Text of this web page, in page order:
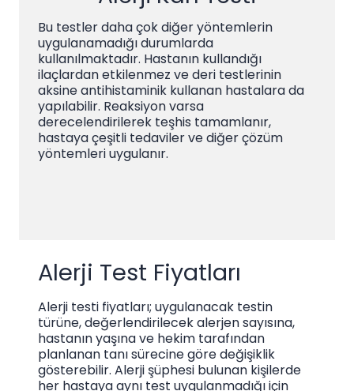
Bu testler daha çok diğer yöntemlerin
uygulanamadığı durumlarda
kullanılmaktadır. Hastanın kullandığı
ilaçlardan etkilenmez ve deri testlerinin
aksine antihistaminik kullanan hastalara da
yapılabilir. Reaksiyon varsa
derecelendirilerek teşhis tamamlanır,
hastaya çeşitli tedaviler ve diğer çözüm
yöntemleri uygulanır.
Alerji Test Fiyatları
Alerji testi fiyatları; uygulanacak testin
türüne, değerlendirilecek alerjen sayısına,
hastanın yaşına ve hekim tarafından
planlanan tanı sürecine göre değişiklik
gösterebilir. Alerji şüphesi bulunan kişilerde
her hastaya aynı test uygulanmadığı için